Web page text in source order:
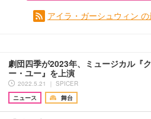
アイラ・ガーシュウィン
劇団四季が2023年、ミュージカル『
ー・ユー』を上演
2022.5.21 ｜ SPICER
ニュース
舞台